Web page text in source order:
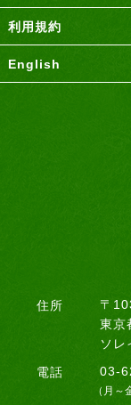
利用規約
English
住所
〒
東京
ソレ
電話
03-
（月